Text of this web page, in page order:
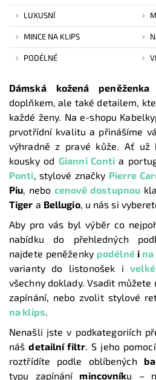
LUXUSNÍ
MINCE NA KLIPS
PODÉLNÉ
Dámská kožená peněženka
doplňkem, ale také detailem,
každé ženy. Na e-shopu
prvotřídní kvalitu a přinášíme
výhradně z pravé kůže. Ať už
kousky odGianni Contia
Ponti, stylové značky Pierre
Piu, nebo cenově dostupnou
Tiger a Bellugio, u nás si
Aby pro vás byl výběr co
nabídku do přehledných
najdete peněženky podélnéi
varianty do listonošek ivelké
všechny doklady. Vsadit můžete
zapínání, nebo zvolit stylové
na klips.
Nenašli jste v podkategoriích
nášdetailní filtr. S jeho
roztřídíte podle oblíbených
typu zapínání mincovníku –